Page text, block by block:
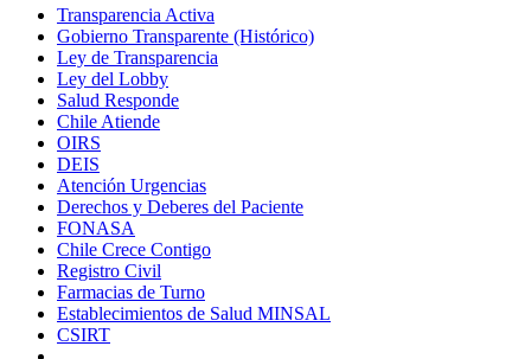
Transparencia Activa
Gobierno Transparente (Histórico)
Ley de Transparencia
Ley del Lobby
Salud Responde
Chile Atiende
OIRS
DEIS
Atención Urgencias
Derechos y Deberes del Paciente
FONASA
Chile Crece Contigo
Registro Civil
Farmacias de Turno
Establecimientos de Salud MINSAL
CSIRT